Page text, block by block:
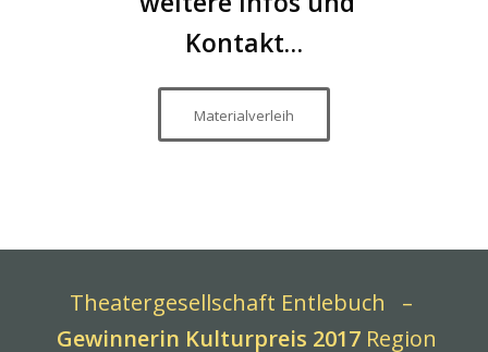
Kontakt…
Materialverleih
Theatergesellschaft Entlebuch –
Gewinnerin Kulturpreis 2017 Region